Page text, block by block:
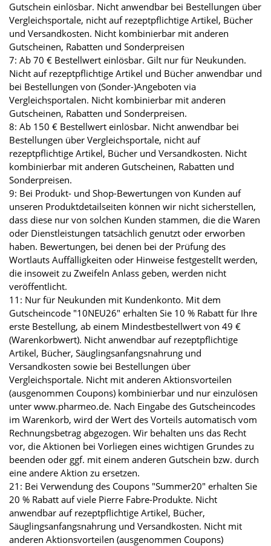
Gutschein einlösbar. Nicht anwendbar bei Bestellungen über
Vergleichsportale, nicht auf rezeptpflichtige Artikel, Bücher
und Versandkosten. Nicht kombinierbar mit anderen
Gutscheinen, Rabatten und Sonderpreisen
7: Ab 70 € Bestellwert einlösbar. Gilt nur für Neukunden.
Nicht auf rezeptpflichtige Artikel und Bücher anwendbar und
bei Bestellungen von (Sonder-)Angeboten via
Vergleichsportalen. Nicht kombinierbar mit anderen
Gutscheinen, Rabatten und Sonderpreisen.
8: Ab 150 € Bestellwert einlösbar. Nicht anwendbar bei
Bestellungen über Vergleichsportale, nicht auf
rezeptpflichtige Artikel, Bücher und Versandkosten. Nicht
kombinierbar mit anderen Gutscheinen, Rabatten und
Sonderpreisen.
9: Bei Produkt- und Shop-Bewertungen von Kunden auf
unseren Produktdetailseiten können wir nicht sicherstellen,
dass diese nur von solchen Kunden stammen, die die Waren
oder Dienstleistungen tatsächlich genutzt oder erworben
haben. Bewertungen, bei denen bei der Prüfung des
Wortlauts Auffälligkeiten oder Hinweise festgestellt werden,
die insoweit zu Zweifeln Anlass geben, werden nicht
veröffentlicht.
11: Nur für Neukunden mit Kundenkonto. Mit dem
Gutscheincode "10NEU26" erhalten Sie 10 % Rabatt für Ihre
erste Bestellung, ab einem Mindestbestellwert von 49 €
(Warenkorbwert). Nicht anwendbar auf rezeptpflichtige
Artikel, Bücher, Säuglingsanfangsnahrung und
Versandkosten sowie bei Bestellungen über
Vergleichsportale. Nicht mit anderen Aktionsvorteilen
(ausgenommen Coupons) kombinierbar und nur einzulösen
unter www.pharmeo.de. Nach Eingabe des Gutscheincodes
im Warenkorb, wird der Wert des Vorteils automatisch vom
Rechnungsbetrag abgezogen. Wir behalten uns das Recht
vor, die Aktionen bei Vorliegen eines wichtigen Grundes zu
beenden oder ggf. mit einem anderen Gutschein bzw. durch
eine andere Aktion zu ersetzen.
21: Bei Verwendung des Coupons "Summer20" erhalten Sie
20 % Rabatt auf viele Pierre Fabre-Produkte. Nicht
anwendbar auf rezeptpflichtige Artikel, Bücher,
Säuglingsanfangsnahrung und Versandkosten. Nicht mit
anderen Aktionsvorteilen (ausgenommen Coupons)